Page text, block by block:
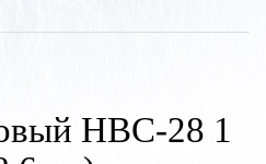
HBC-28 1